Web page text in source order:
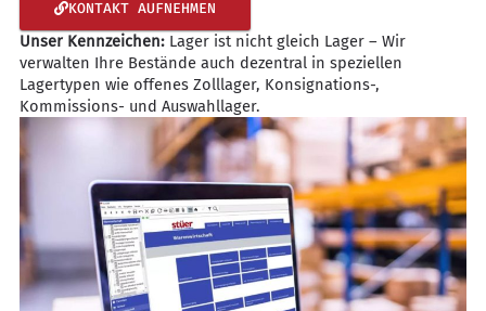
KONTAKT AUFNEHMEN
Unser Kennzeichen:Lager ist nicht gleich Lager – Wir
verwalten Ihre Bestände auch dezentral in speziellen
Lagertypen wie offenes Zolllager, Konsignations-,
Kommissions- und Auswahllager.